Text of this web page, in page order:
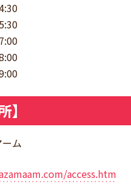
】
ム
access.htm